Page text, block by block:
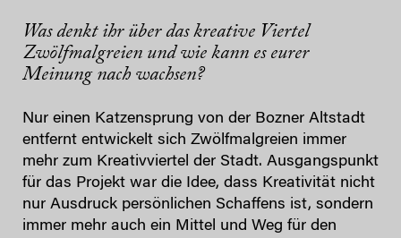
Was denkt ihr über das kreative Viertel
Zwölfmalgreien und wie kann es eurer
Meinung nach wachsen?
Nur einen Katzensprung von der Bozner Altstadt
entfernt entwickelt sich Zwölfmalgreien immer
mehr zum Kreativviertel der Stadt. Ausgangspunkt
für das Projekt war die Idee, dass Kreativität nicht
nur Ausdruck persönlichen Schaffens ist, sondern
immer mehr auch ein Mittel und Weg für den